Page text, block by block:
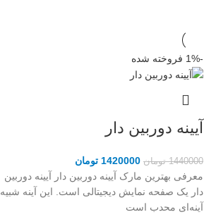
-1% فروخته شده
آیینه دوربین دار
1440000 تومان 1420000 تومان
معرفی بهترین مارک آیینه دوربین دار آیینه دوربین
دار یک صفحه نمایش دیجیتالی است. این آینه شبیه
آینه‌ای محدب است